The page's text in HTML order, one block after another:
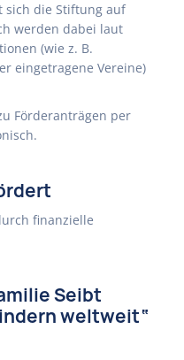
sich die Stiftung auf
werden dabei laut
(wie z. B.
eingetragene Vereine)
Förderanträgen per
finanzielle
Seibt
weltweit“